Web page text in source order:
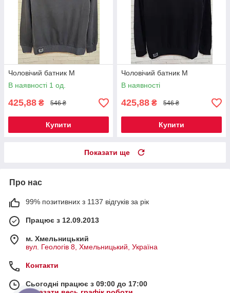
Чоловічий батник M
В наявності 1 од.
425,88 ₴ 546 ₴
Купити
Чоловічий батник M
В наявності
425,88 ₴ 546 ₴
Купити
Показати ще
Про нас
99% позитивних з 1137 відгуків за рік
Працює з 12.09.2013
м. Хмельницький
вул. Геологів 8, Хмельницький, Україна
Контакти
Сьогодні працює з 09:00 до 17:00